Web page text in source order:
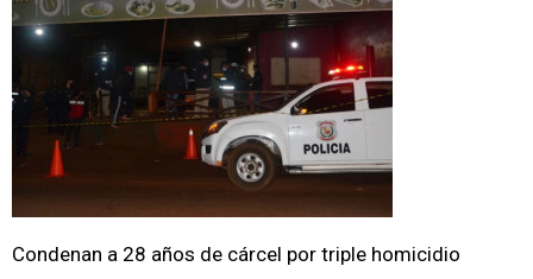
Condenan a 28 años de cárcel por triple homicidio